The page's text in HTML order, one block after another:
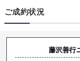
ご成約状況
藤沢善行